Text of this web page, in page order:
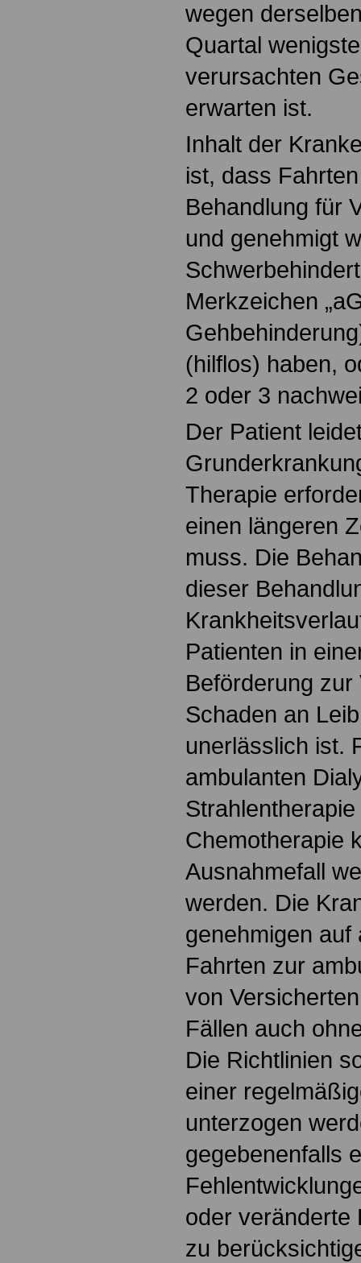
wegen
Quartal
verursachten
erwarten ist.
Inhalt der
ist, dass
Behandlung für
und genehmigt
Merkzeichen
(hilflos) haben,
2 oder 3
Der Patient
Therapie
einen längeren
muss. Die
dieser
Patienten in
Beförderung
Schaden an
unerlässlich ist.
ambulanten
Chemotherapie
Ausnahmefall
werden. Die
genehmigen auf
Fahrten zur
von
Fällen auch
Die Richtlinien
einer
unterzogen
gegebenenfalls
oder veränderte
zu